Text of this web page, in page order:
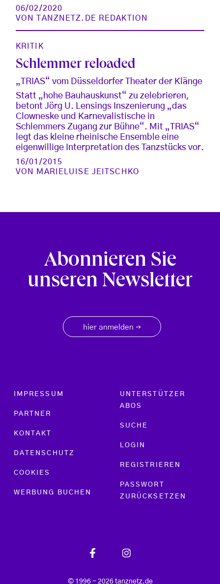
06/02/2020
VON
TANZNETZ.DE REDAKTION
KRITIK
Schlemmer reloaded
„TRIAS“ vom Düsseldorfer Theater der Klänge
Statt „hohe Bauhauskunst“ zu zelebrieren,
betont Jörg U. Lensings Inszenierung „das
Clowneske und Karnevalistische in
Schlemmers Zugang zur Bühne“. Mit „TRIAS“
legt das kleine rheinische Ensemble eine
eigenwillige Interpretation des Tanzstücks vor.
16/01/2015
VON MARIELUISE JEITSCHKO
Abonnieren Sie
unseren Newsletter
hier anmelden →
Footer menu
IMPRESSUM
PARTNER
KONTAKT
DATENSCHUTZ
COOKIES
WERBUNG BUCHEN
UNTERSTÜTZER
ABOS
SUCHE
LOGIN
REGISTRIEREN
PASSWORT
ZURÜCKSETZEN
© 1996 - 2026 tanznetz.de